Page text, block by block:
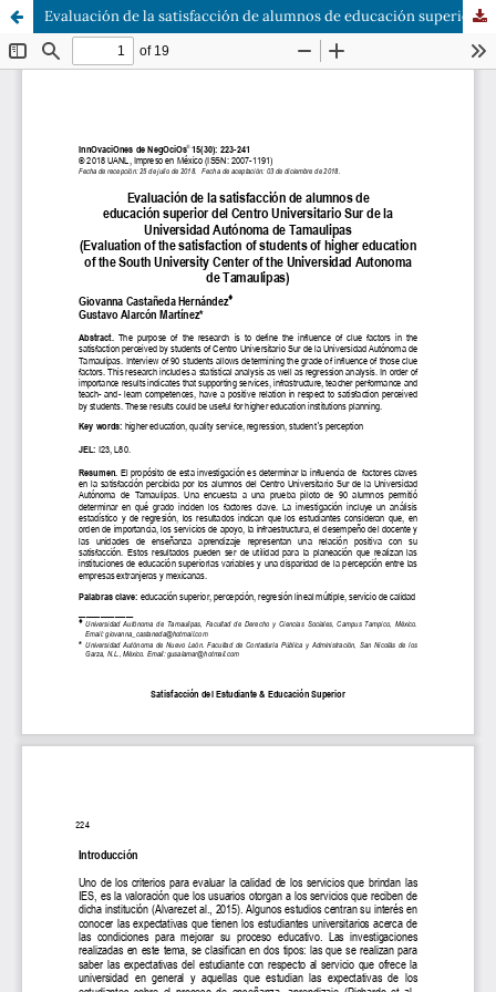
Evaluación de la satisfacción de alumnos de educación superior del Centro Universitario Sur de la Universidad Autónoma de Tamaulipas